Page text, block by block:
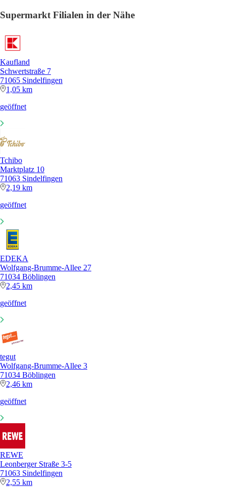
Supermarkt Filialen in der Nähe
Kaufland
Schwertstraße 7
71065 Sindelfingen
1,05 km
geöffnet
Tchibo
Marktplatz 10
71063 Sindelfingen
2,19 km
geöffnet
EDEKA
Wolfgang-Brumme-Allee 27
71034 Böblingen
2,45 km
geöffnet
tegut
Wolfgang-Brumme-Allee 3
71034 Böblingen
2,46 km
geöffnet
REWE
Leonberger Straße 3-5
71063 Sindelfingen
2,55 km